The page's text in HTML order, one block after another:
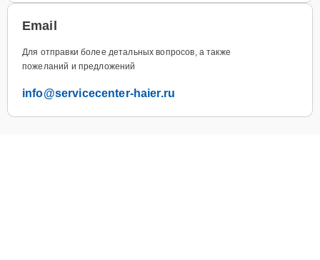
Email
Для отправки более детальных вопросов, а также
пожеланий и предложений
info@servicecenter-haier.ru